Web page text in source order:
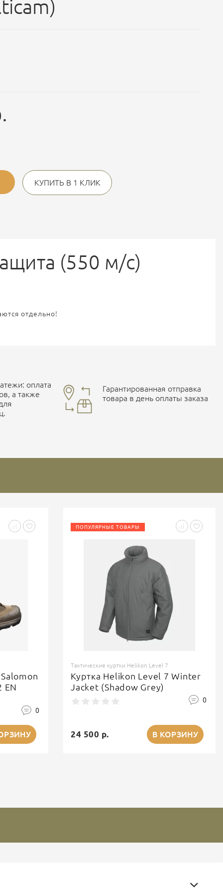
КУПИТЬ В 1 КЛИК
(550 м/с)
отдельно!
оплата
а также
Гарантированная отправка
товара в день оплаты заказа
EN
0
ПОПУЛЯРНЫЕ ТОВАРЫ
Тактические куртки Helikon Level 7
Куртка Helikon Level 7 Winter
Jacket (Shadow Grey)
0
24 500 р. В КОРЗИНУ